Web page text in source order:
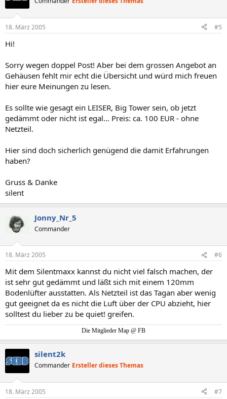
18. März 2005 #5
Hi!
Sorry wegen doppel Post! Aber bei dem grossen Angebot an
Gehäusen fehlt mir echt die Übersicht und würd mich freuen
hier eure Meinungen zu lesen.
Es sollte wie gesagt ein LEISER, Big Tower sein, ob jetzt
gedämmt oder nicht ist egal... Preis: ca. 100 EUR - ohne
Netzteil.
Hier sind doch sicherlich genügend die damit Erfahrungen
haben?
Gruss & Danke
silent
Jonny_Nr_5
Commander
18. März 2005 #6
Mit dem Silentmaxx kannst du nicht viel falsch machen, der
ist sehr gut gedämmt und läßt sich mit einem 120mm
Bodenlüfter ausstatten. Als Netzteil ist das Tagan aber wenig
gut geeignet da es nicht die Luft über der CPU abzieht, hier
solltest du lieber zu be quiet! greifen.
Die Mitglieder Map @ FB
silent2k
Commander Ersteller dieses Themas
18. März 2005 #7